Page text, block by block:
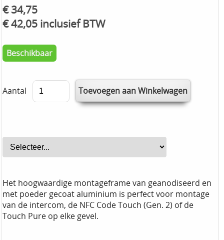
€ 34,75
€ 42,05 inclusief BTW
Beschikbaar
Aantal
Het hoogwaardige montageframe van geanodiseerd en
met poeder gecoat aluminium is perfect voor montage
van de intercom, de NFC Code Touch (Gen. 2) of de
Touch Pure op elke gevel.